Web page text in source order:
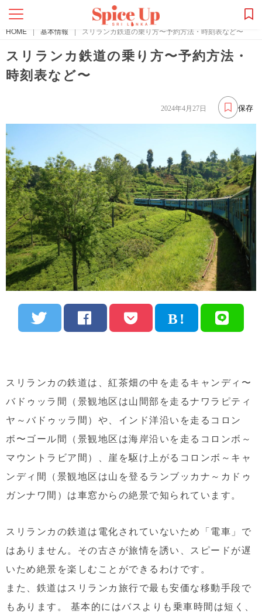
HOME | 基本情報 | スリランカ鉄道の乗り方〜予約方法・時刻表など〜
スリランカ鉄道の乗り方〜予約方法・
時刻表など〜
保存
2024年4月27日
スリランカの鉄道は、紅茶畑の中を走るキャンディ〜
バドゥッラ間（景観地区は山間部を走るナワラピティ
ヤ～バドゥッラ間）や、インド洋沿いを走るコロン
ボ〜ゴール間（景観地区は海岸沿いを走るコロンボ～
マウントラビア間）、崖を駆け上がるコロンボ～キャ
ンディ間（景観地区は山を登るランブッカナ～カドゥ
ガンナワ間）は車窓からの絶景で知られています。
スリランカの鉄道は電化されていないため「電車」で
はありません。その古さが旅情を誘い、スピードが遅
いため絶景を楽しむことができるわけです。
また、鉄道はスリランカ旅行で最も安価な移動手段で
もあります。 基本的にはバスよりも乗車時間は短く、